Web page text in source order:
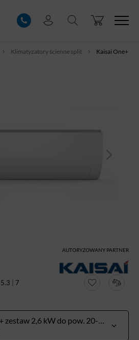
Klimatyzatory ścienne split Kaisai One+
AUTORYZOWANY PARTNER
5.3 | 7
Kaisai One+ zestaw 2,6 kW do pow. 20-30 m²